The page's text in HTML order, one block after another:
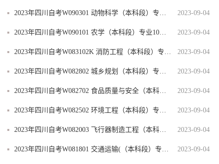
2023-09-04
2023年四川自考W090301 动物科学（本科段）专业10月开考科目安排
2023-09-04
2023年四川自考W090101 农学（本科段）专业10月开考科目安排
2023-09-04
2023年四川自考W083102K 消防工程（本科段）专业10月开考科目安排
2023-09-04
2023年四川自考W082802 城乡规划（本科段）专业10月开考科目安排
2023-09-04
2023年四川自考W082702 食品质量与安全（本科段）专业10月开考科目安排
2023-09-04
2023年四川自考W082502 环境工程（本科段）专业10月开考科目安排
2023-09-04
2023年四川自考W082003 飞行器制造工程（本科段）专业10月开考科目安排
2023-09-04
2023年四川自考W081801 交通运输(（本科段）专业10月开考科目安排